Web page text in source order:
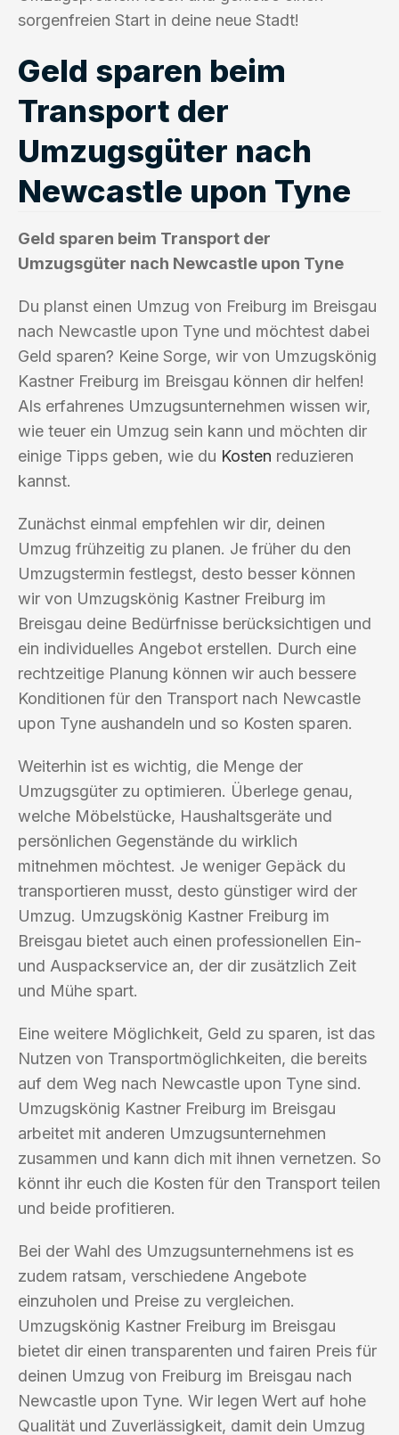
sorgenfreien Start in deine neue Stadt!
Geld sparen beim
Transport der
Umzugsgüter nach
Newcastle upon Tyne
Geld sparen beim Transport der
Umzugsgüter nach Newcastle upon Tyne
Du planst einen Umzug von Freiburg im Breisgau
nach Newcastle upon Tyne und möchtest dabei
Geld sparen? Keine Sorge, wir von Umzugskönig
Kastner Freiburg im Breisgau können dir helfen!
Als erfahrenes Umzugsunternehmen wissen wir,
wie teuer ein Umzug sein kann und möchten dir
einige Tipps geben, wie du Kosten reduzieren
kannst.
Zunächst einmal empfehlen wir dir, deinen
Umzug frühzeitig zu planen. Je früher du den
Umzugstermin festlegst, desto besser können
wir von Umzugskönig Kastner Freiburg im
Breisgau deine Bedürfnisse berücksichtigen und
ein individuelles Angebot erstellen. Durch eine
rechtzeitige Planung können wir auch bessere
Konditionen für den Transport nach Newcastle
upon Tyne aushandeln und so Kosten sparen.
Weiterhin ist es wichtig, die Menge der
Umzugsgüter zu optimieren. Überlege genau,
welche Möbelstücke, Haushaltsgeräte und
persönlichen Gegenstände du wirklich
mitnehmen möchtest. Je weniger Gepäck du
transportieren musst, desto günstiger wird der
Umzug. Umzugskönig Kastner Freiburg im
Breisgau bietet auch einen professionellen Ein-
und Auspackservice an, der dir zusätzlich Zeit
und Mühe spart.
Eine weitere Möglichkeit, Geld zu sparen, ist das
Nutzen von Transportmöglichkeiten, die bereits
auf dem Weg nach Newcastle upon Tyne sind.
Umzugskönig Kastner Freiburg im Breisgau
arbeitet mit anderen Umzugsunternehmen
zusammen und kann dich mit ihnen vernetzen. So
könnt ihr euch die Kosten für den Transport teilen
und beide profitieren.
Bei der Wahl des Umzugsunternehmens ist es
zudem ratsam, verschiedene Angebote
einzuholen und Preise zu vergleichen.
Umzugskönig Kastner Freiburg im Breisgau
bietet dir einen transparenten und fairen Preis für
deinen Umzug von Freiburg im Breisgau nach
Newcastle upon Tyne. Wir legen Wert auf hohe
Qualität und Zuverlässigkeit, damit dein Umzug